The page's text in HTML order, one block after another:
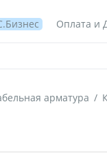
Оплата и
арматура /